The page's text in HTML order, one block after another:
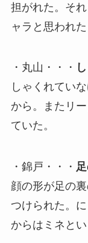
担がれた。そ
ャラと思われた
・丸山・・・
しゃくれてい
から。またリ
ていた。
・錦戸・・・
顔の形が足の
つけられた。
からはミネと